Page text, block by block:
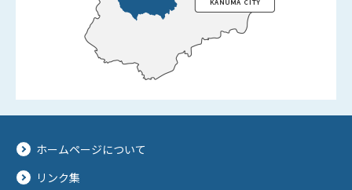
ホームページについて
リンク集